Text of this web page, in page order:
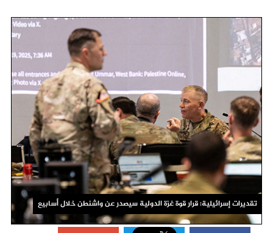
تقديرات إسرائيلية: قرار قوة غزة الدولية سيصدر عن واشنطن خلال أسابيع